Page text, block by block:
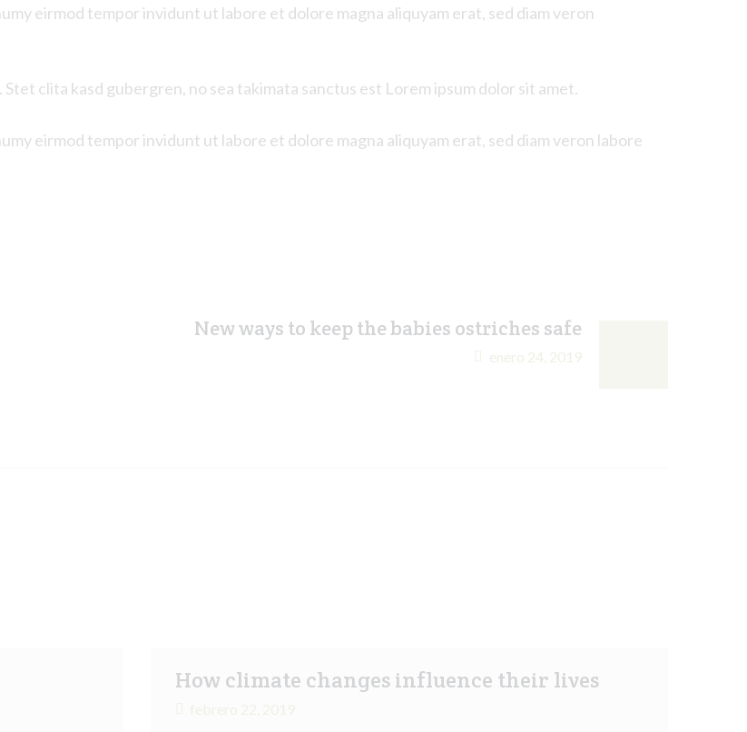
eirmod tempor invidunt ut labore et dolore magna aliquyam erat, sed diam veron
clita kasd gubergren, no sea takimata sanctus est Lorem ipsum dolor sit amet.
eirmod tempor invidunt ut labore et dolore magna aliquyam erat, sed diam veron labore
New ways to keep the babies ostriches safe
enero 24, 2019
How climate changes influence their lives
febrero 22, 2019